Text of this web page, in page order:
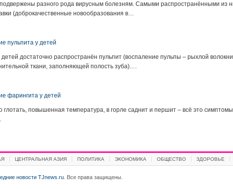
разного рода вирусным болезням. Самыми распространёнными из
(доброкачественные новообразования в…
пульпита у детей
достаточно распространён пульпит (воспаление пульпы – рыхлой
ткани, заполняющей полость зуба).…
фарингита у детей
глотать, повышенная температура, в горле саднит и першит – всё это
ЦЕНТРАЛЬНАЯ АЗИЯ ПОЛИТИКА ЭКОНОМИКА ОБЩЕСТВО ЗДОРОВЬЕ
новости TJnews.ru. Все права защищены.